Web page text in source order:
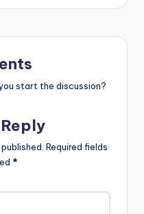
start the discussion?
Required fields
*